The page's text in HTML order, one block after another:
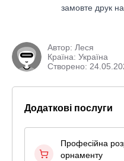
замовте друк
Автор: Леся
Країна: Україна
Створено:
Додаткові послуги
Професійна
орнаменту